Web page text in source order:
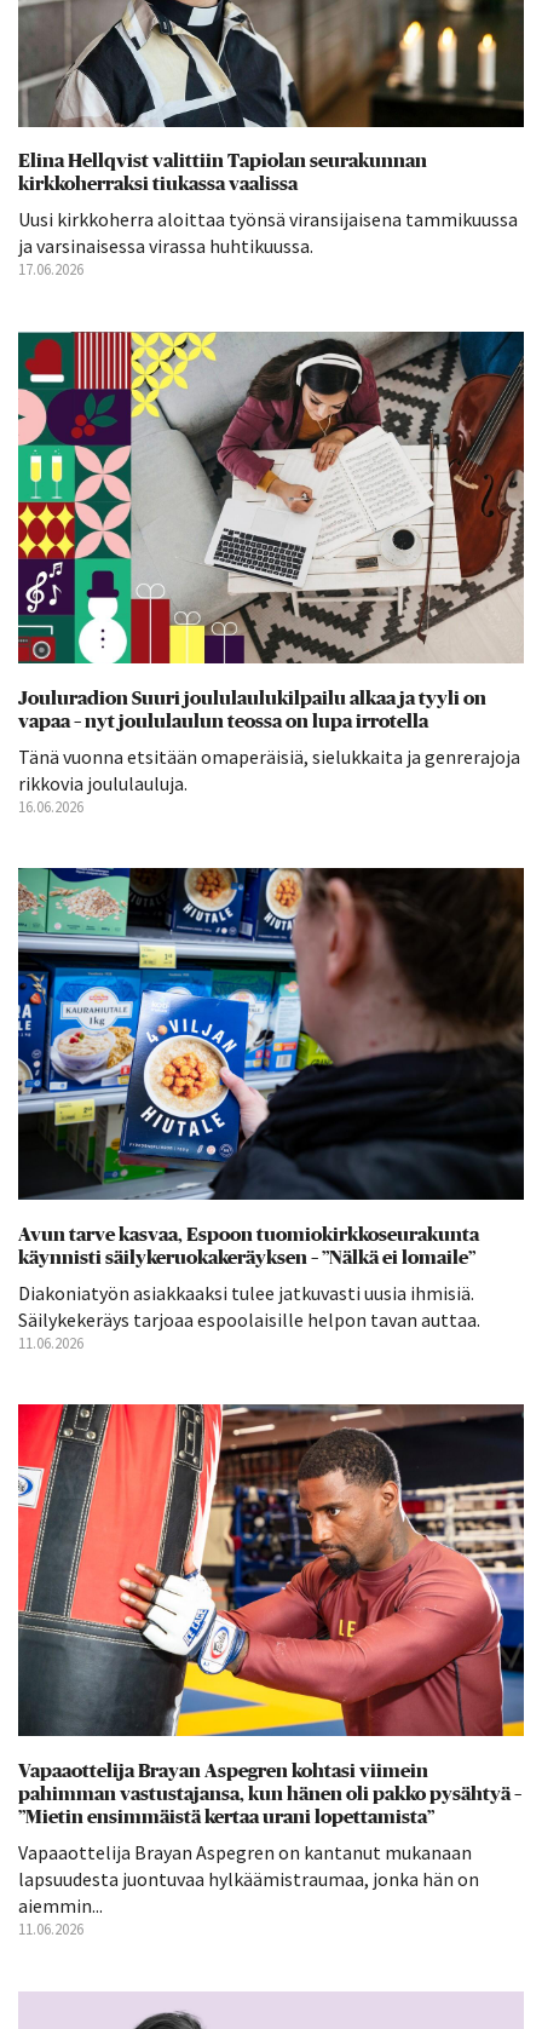
Elina Hellqvist valittiin Tapiolan seurakunnan
kirkkoherraksi tiukassa vaalissa
Uusi kirkkoherra aloittaa työnsä viransijaisena tammikuussa
ja varsinaisessa virassa huhtikuussa.
17.06.2026
Jouluradion Suuri joululaulukilpailu alkaa ja tyyli on
vapaa – nyt joululaulun teossa on lupa irrotella
Tänä vuonna etsitään omaperäisiä, sielukkaita ja genrerajoja
rikkovia joululauluja.
16.06.2026
Avun tarve kasvaa, Espoon tuomiokirkkoseurakunta
käynnisti säilykeruokakeräyksen – ”Nälkä ei lomaile”
Diakoniatyön asiakkaaksi tulee jatkuvasti uusia ihmisiä.
Säilykekeräys tarjoaa espoolaisille helpon tavan auttaa.
11.06.2026
Vapaaottelija Brayan Aspegren kohtasi viimein
pahimman vastustajansa, kun hänen oli pakko pysähtyä –
”Mietin ensimmäistä kertaa urani lopettamista”
Vapaaottelija Brayan Aspegren on kantanut mukanaan
lapsuudesta juontuvaa hylkäämistraumaa, jonka hän on
aiemmin...
11.06.2026